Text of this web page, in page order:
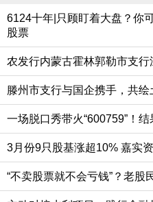
6124十年|只顾盯着大盘？你
股票
农发行内蒙古霍林郭勒市支
滕州市支行与国企携手，共绘
一场脱口秀带火“600759”！
3月份9只股基涨超10% 嘉实
“不卖股票就不会亏钱”？老